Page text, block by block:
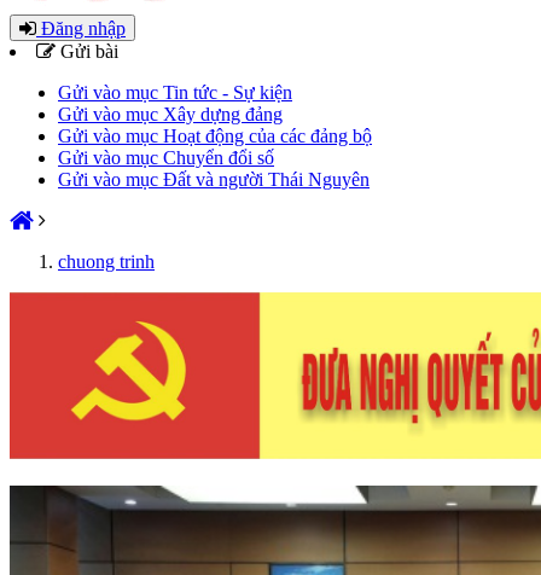
Đăng nhập
Gửi bài
Gửi vào mục Tin tức - Sự kiện
Gửi vào mục Xây dựng đảng
Gửi vào mục Hoạt động của các đảng bộ
Gửi vào mục Chuyển đổi số
Gửi vào mục Đất và người Thái Nguyên
chuong trinh